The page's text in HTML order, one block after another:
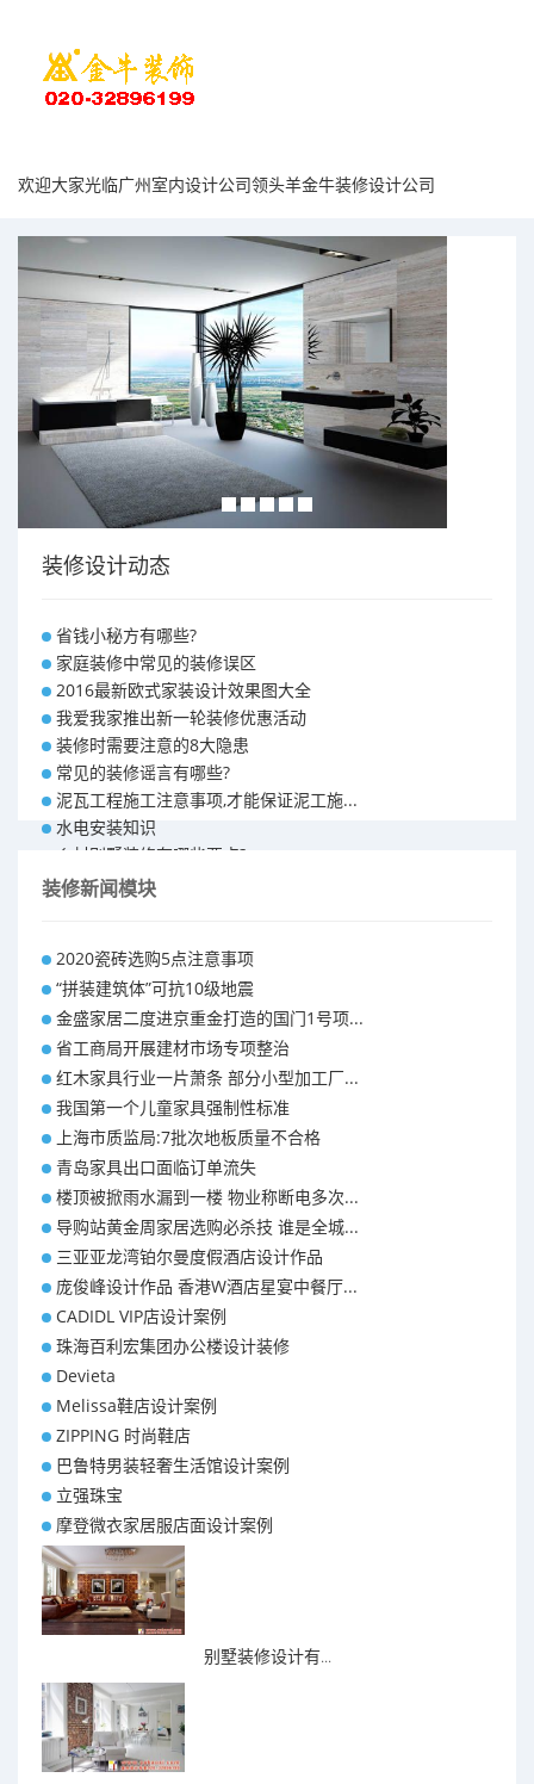
欢迎大家光临广州室内设计公司领头羊金牛装修设计公司
装修设计动态
省钱小秘方有哪些?
家庭装修中常见的装修误区
2016最新欧式家装设计效果图大全
我爱我家推出新一轮装修优惠活动
装修时需要注意的8大隐患
常见的装修谣言有哪些?
泥瓦工程施工注意事项,才能保证泥工施...
水电安装知识
乡村别墅装修有哪些要点?
别墅怎样装修之装修技巧
昆明110平米装修预算 装修报价清单
昆明100平米装修多少钱
装修新闻模块
2020瓷砖选购5点注意事项
“拼装建筑体”可抗10级地震
金盛家居二度进京重金打造的国门1号项...
省工商局开展建材市场专项整治
红木家具行业一片萧条 部分小型加工厂...
我国第一个儿童家具强制性标准
上海市质监局:7批次地板质量不合格
青岛家具出口面临订单流失
楼顶被掀雨水漏到一楼 物业称断电多次...
导购站黄金周家居选购必杀技 谁是全城...
三亚亚龙湾铂尔曼度假酒店设计作品
庞俊峰设计作品 香港W酒店星宴中餐厅...
CADIDL VIP店设计案例
珠海百利宏集团办公楼设计装修
Devieta
Melissa鞋店设计案例
ZIPPING 时尚鞋店
巴鲁特男装轻奢生活馆设计案例
立强珠宝
摩登微衣家居服店面设计案例
别墅装修设计有...